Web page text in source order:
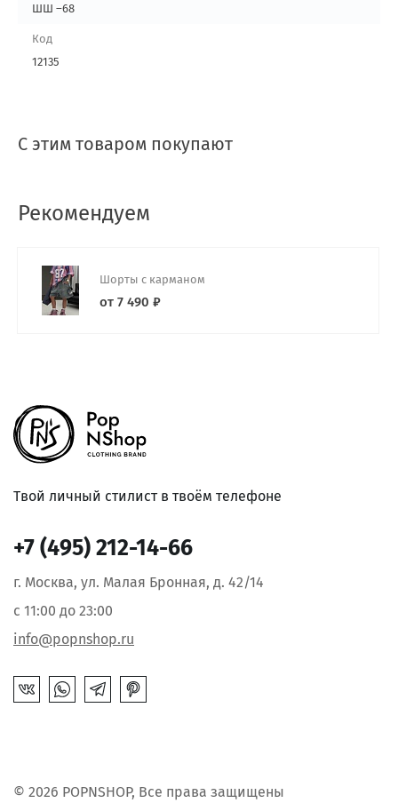
ШШ –68
Код
12135
С этим товаром покупают
Рекомендуем
Шорты с карманом
от 7 490 ₽
Твой личный стилист в твоём телефоне
© 2026 POPNSHOP, Все права защищены
+7 (495) 212-14-66
г. Москва, ул. Малая Бронная, д. 42/14
с 11:00 до 23:00
info@popnshop.ru